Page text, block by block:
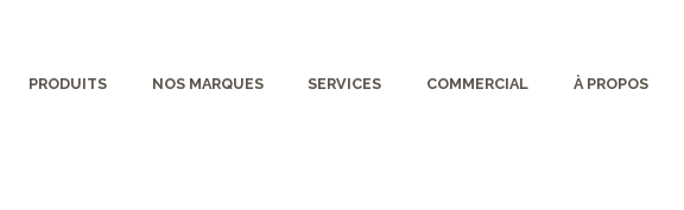
PRODUITS NOS MARQUES SERVICES COMMERCIAL À PROPOS